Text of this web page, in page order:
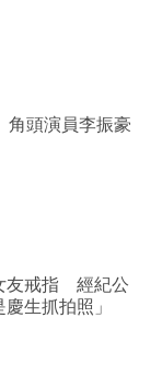
頭演員李振豪
友戒指 經紀公
生抓拍照」